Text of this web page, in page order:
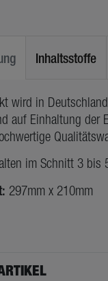
Inhaltsstoffe
wird in
auf Einhaltung der
im Schnitt 3 bis
297mm x 210mm